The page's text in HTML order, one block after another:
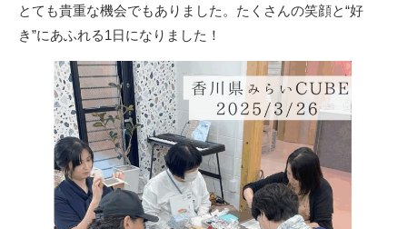
とても貴重な機会でもありました。たくさんの笑顔と“好
き”にあふれる1日になりました！